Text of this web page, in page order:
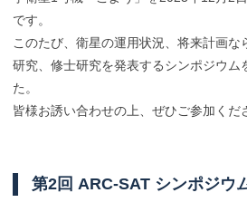
です。
このたび、衛星の運用状況、将来計画
研究、修士研究を発表するシンポジウム
た。
皆様お誘い合わせの上、ぜひご参加くだ
第2回 ARC-SAT シンポジウ